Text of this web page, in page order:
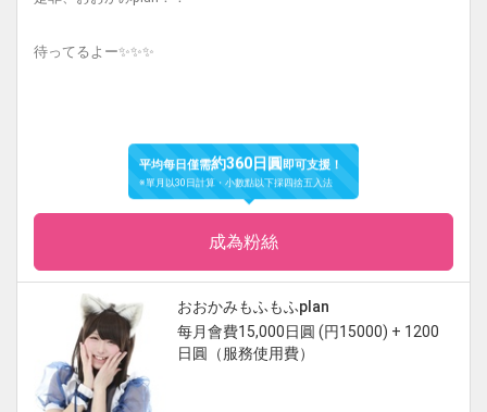
待ってるよー✨✨✨
平均每日僅需約360日圓即可支援！
※單月以30日計算・小數點以下採四捨五入法
成為粉絲
おおかみもふもふplan
每月會費15,000日圓 (円15000) + 1200
日圓（服務使用費）